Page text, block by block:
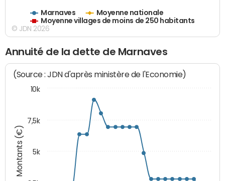
Marnaves
Moyenne nationale
Moyenne villages de moins de 250 habitants
© JDN 2026
Annuité de la dette de Marnaves
Montants (€)
(Source : JDN d'après ministère de l'Economie)
5k
7,5k
10k